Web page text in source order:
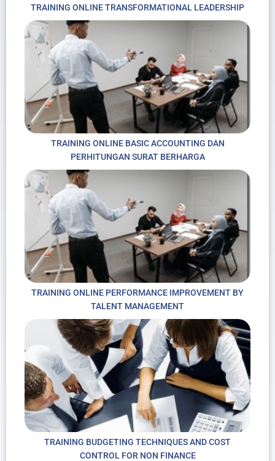
TRAINING ONLINE TRANSFORMATIONAL LEADERSHIP
TRAINING ONLINE BASIC ACCOUNTING DAN
PERHITUNGAN SURAT BERHARGA
TRAINING ONLINE PERFORMANCE IMPROVEMENT BY
TALENT MANAGEMENT
TRAINING BUDGETING TECHNIQUES AND COST
CONTROL FOR NON FINANCE